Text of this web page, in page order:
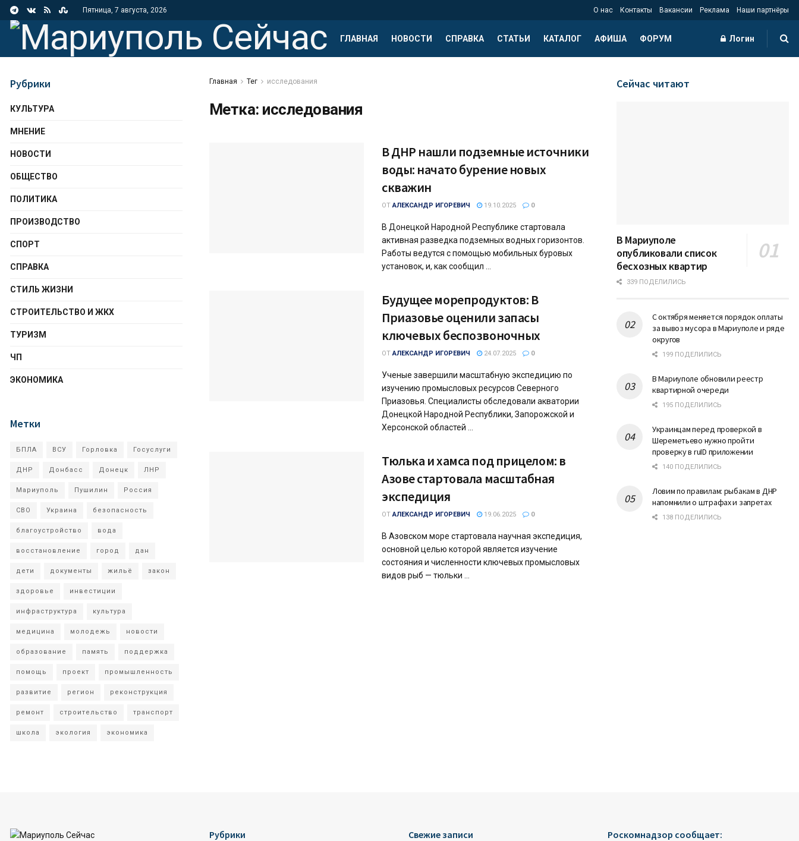
Пятница, 7 августа, 2026 О нас Контакты Вакансии Реклама Наши партнёры
ГЛАВНАЯ НОВОСТИ СПРАВКА СТАТЬИ КАТАЛОГ АФИША ФОРУМ Логин
Главная Тег исследования
Метка: исследования
В ДНР нашли подземные источники
воды: начато бурение новых
скважин
ОТ АЛЕКСАНДР ИГОРЕВИЧ 19.10.2025 0
В Донецкой Народной Республике стартовала
активная разведка подземных водных горизонтов.
Работы ведутся с помощью мобильных буровых
установок, и, как сообщил ...
Будущее морепродуктов: В
Приазовье оценили запасы
ключевых беспозвоночных
ОТ АЛЕКСАНДР ИГОРЕВИЧ 24.07.2025 0
Ученые завершили масштабную экспедицию по
изучению промысловых ресурсов Северного
Приазовья. Специалисты обследовали акватории
Донецкой Народной Республики, Запорожской и
Херсонской областей ...
Тюлька и хамса под прицелом: в
Азове стартовала масштабная
экспедиция
ОТ АЛЕКСАНДР ИГОРЕВИЧ 19.06.2025 0
В Азовском море стартовала научная экспедиция,
основной целью которой является изучение
состояния и численности ключевых промысловых
видов рыб — тюльки ...
Рубрики
КУЛЬТУРА
МНЕНИЕ
НОВОСТИ
ОБЩЕСТВО
ПОЛИТИКА
ПРОИЗВОДСТВО
СПОРТ
СПРАВКА
СТИЛЬ ЖИЗНИ
СТРОИТЕЛЬСТВО И ЖКХ
ТУРИЗМ
ЧП
ЭКОНОМИКА
Метки
БПЛА ВСУ Горловка Госуслуги
ДНР Донбасс Донецк ЛНР
Мариуполь Пушилин Россия
СВО Украина безопасность
благоустройство вода
восстановление город дан
дети документы жильё закон
здоровье инвестиции
инфраструктура культура
медицина молодежь новости
образование память поддержка
помощь проект промышленность
развитие регион реконструкция
ремонт строительство транспорт
школа экология экономика
Сейчас читают
В Мариуполе
опубликовали список
бесхозных квартир
339 ПОДЕЛИЛИСЬ
С октября меняется порядок оплаты
за вывоз мусора в Мариуполе и ряде
округов
199 ПОДЕЛИЛИСЬ
В Мариуполе обновили реестр
квартирной очереди
195 ПОДЕЛИЛИСЬ
Украинцам перед проверкой в
Шереметьево нужно пройти
проверку в ruID приложении
140 ПОДЕЛИЛИСЬ
Ловим по правилам: рыбакам в ДНР
напомнили о штрафах и запретах
138 ПОДЕЛИЛИСЬ
Рубрики Свежие записи Роскомнадзор сообщает: